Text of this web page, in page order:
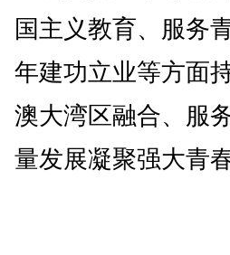
国主义教育、服务
年建功立业等方面
澳大湾区融合、服
量发展凝聚强大青